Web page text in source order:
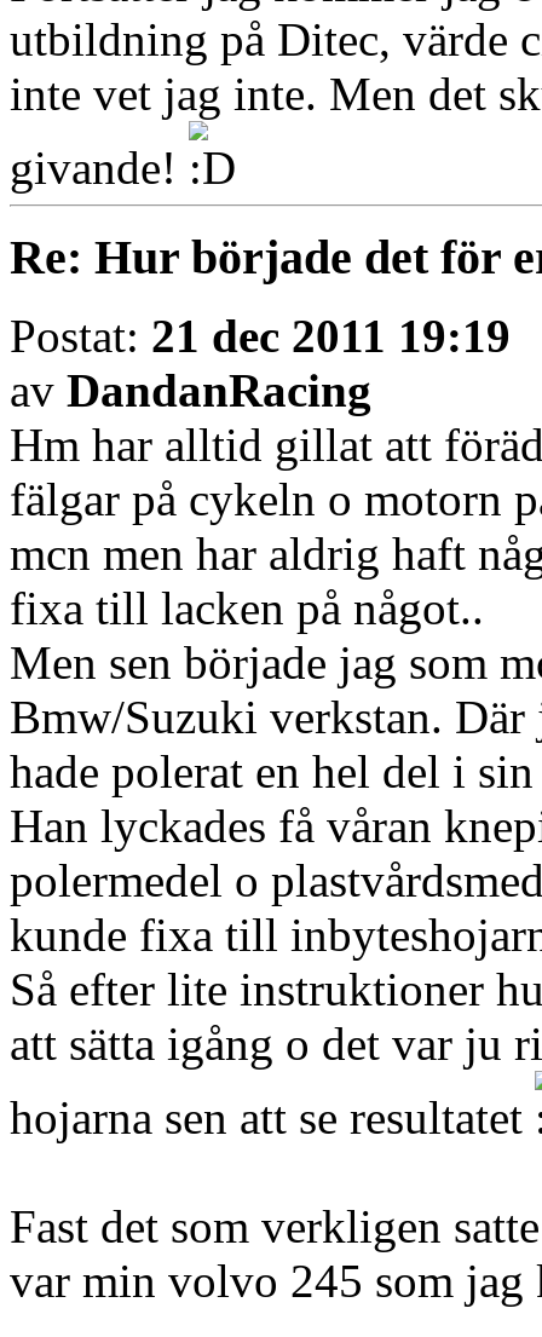
utbildning på Ditec, värde
inte vet jag inte. Men det
givande!
Re: Hur började det för
Postat: 21 dec 2011 19:19
av DandanRacing
Hm har alltid gillat att
fälgar på cykeln o motorn
mcn men har aldrig haft
fixa till lacken på något..
Men sen började jag som
Bmw/Suzuki verkstan. Där
hade polerat en hel del i
Han lyckades få våran
polermedel o
kunde fixa till
Så efter lite instruktioner
att sätta igång o det var
hojarna sen att se resultatet
Fast det som verkligen
var min volvo 245 som jag